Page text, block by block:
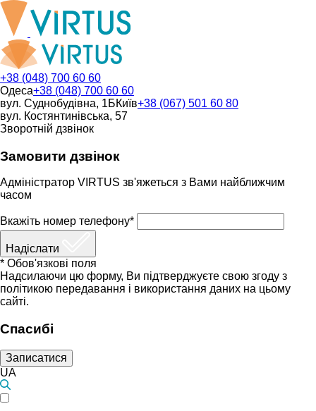
+38 (048) 700 60 60
Одеса+38 (048) 700 60 60
вул. Суднобудівна, 1БКиїв+38 (067) 501 60 80
вул. Костянтинівська, 57
Зворотній дзвінок
Замовити дзвінок
Адміністратор VIRTUS зв'яжеться з Вами найближчим
часом
Вкажіть номер телефону*
Надіслати
* Обов'язкові поля
Надсилаючи цю форму, Ви підтверджуєте свою згоду з
політикою передавання і використання даних на цьому
сайті.
Спасибі
Записатися
UA